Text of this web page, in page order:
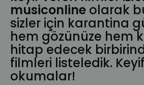
musiconline olarak
sizler için karantina
hem gözünüze hem
hitap edecek
filmleri listeledik.
okumalar!